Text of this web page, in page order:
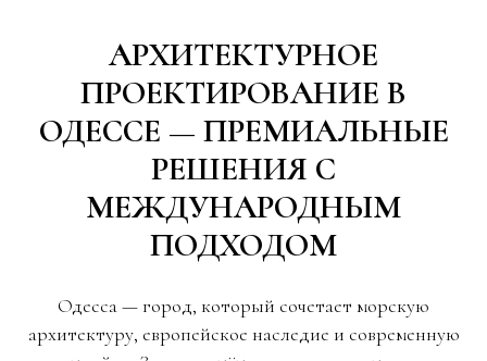
АРХИТЕКТУРНОЕ
ПРОЕКТИРОВАНИЕ В
ОДЕССЕ — ПРЕМИАЛЬНЫЕ
РЕШЕНИЯ С
МЕЖДУНАРОДНЫМ
ПОДХОДОМ
Одесса — город, который сочетает морскую
архитектуру, европейское наследие и современную